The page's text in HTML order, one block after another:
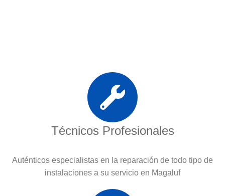
Técnicos Profesionales
Auténticos especialistas en la reparación de todo tipo de
instalaciones a su servicio en Magaluf